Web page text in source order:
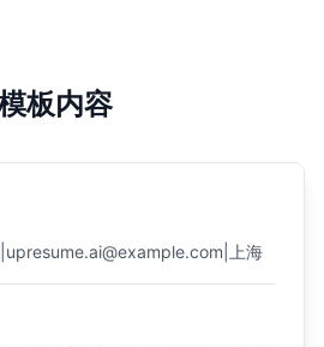
板内容
upresume.ai@example.com 上海